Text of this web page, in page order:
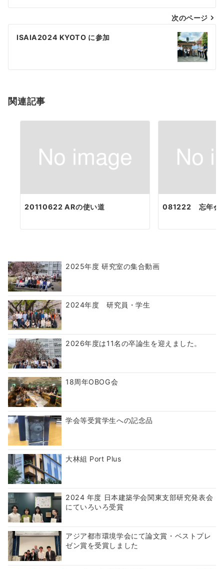
ナ
ビ
ゲ
シ
ン
次のページ
ISAIA2024 KYOTO に参加
関連記事
20110622 ARの使い道 081222 忘年会
2025年度 研究室の集合動画
2024年度 研究員・学生
2026年度は11名の卒論生を迎えました。
18周年OBOG会
学会等受賞学生への記念品
大林組 Port Plus
2024 年度 日本建築学会関東支部研究発表会
にていろいろ受賞
アジア都市環境学会にて論文賞・ベストプレ
ゼン賞を受賞しました